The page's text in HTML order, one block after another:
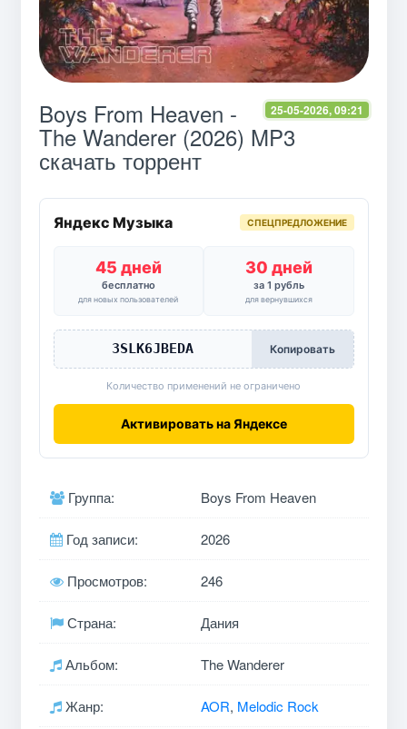
25-05-2026, 09:21
Boys From Heaven -
The Wanderer (2026) MP3
скачать торрент
Яндекс Музыка СПЕЦПРЕДЛОЖЕНИЕ
45 дней
бесплатно
для новых пользователей
30 дней
за 1 рубль
для вернувшихся
3SLK6JBEDA Копировать
Количество применений не ограничено
Активировать на Яндексе
Группа: Boys From Heaven
Год записи: 2026
Просмотров: 246
Страна: Дания
Альбом: The Wanderer
Жанр: AOR, Melodic Rock